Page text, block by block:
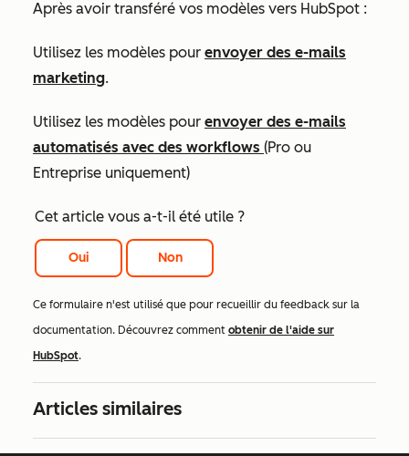
Après avoir transféré vos modèles vers HubSpot :
Utilisez les modèles pour envoyer des e-mails
marketing.
Utilisez les modèles pour envoyer des e-mails
automatisés avec des workflows (Pro ou
Entreprise uniquement)
Cet article vous a-t-il été utile ?
Oui Non
Ce formulaire n'est utilisé que pour recueillir du feedback sur la
documentation. Découvrez comment obtenir de l'aide sur
HubSpot.
Articles similaires